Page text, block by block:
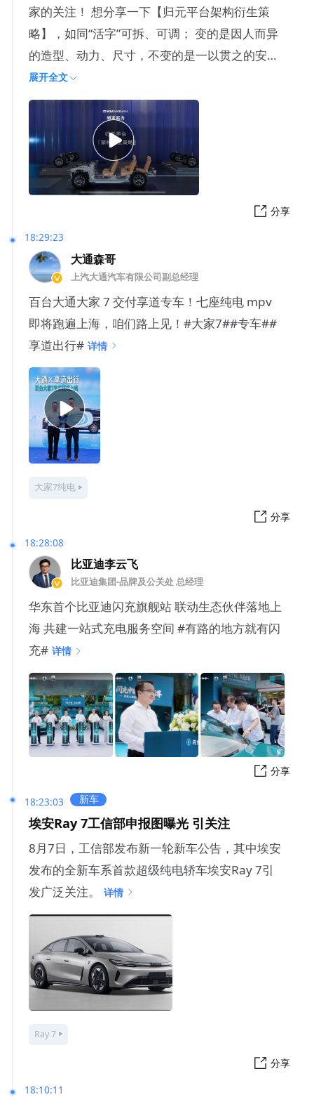
家的关注！ 想分享一下【归元平台架构衍生策
略】，如同“活字”可拆、可调； 变的是因人而异
的造型、动力、尺寸，不变的是一以贯之的安
全、可靠、易用易修，
展开全文
分享
18:29:23
大通森哥
上汽大通汽车有限公司副总经理
百台大通大家 7 交付享道专车！七座纯电 mpv
即将跑遍上海，咱们路上见！#大家7##专车##
享道出行# 详情
大家7纯电
分享
18:28:08
比亚迪李云飞
比亚迪集团-品牌及公关处 总经理
华东首个比亚迪闪充旗舰站 联动生态伙伴落地上
海 共建一站式充电服务空间 #有路的地方就有闪
充# 详情
分享
18:23:03 新车
埃安Ray 7工信部申报图曝光 引关注
8月7日，工信部发布新一轮新车公告，其中埃安
发布的全新车系首款超级纯电轿车埃安Ray 7引
发广泛关注。
详情
Ray 7
分享
18:10:11